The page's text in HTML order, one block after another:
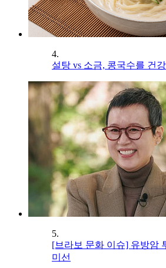
4.
설탕 vs 소금, 콩국수를 건
5.
[브라보 문화 이슈] 유방암
미선